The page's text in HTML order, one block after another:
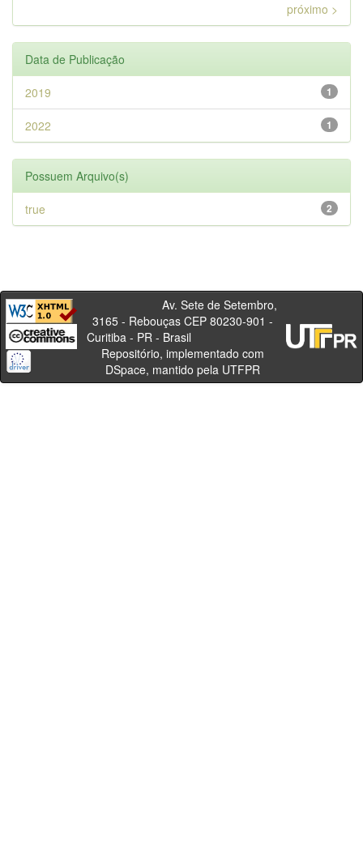
próximo >
Data de Publicação
1
2019
1
2022
Possuem Arquivo(s)
2
true
Av. Sete de Setembro,
3165 - Rebouças CEP 80230-901 -
Curitiba - PR - Brasil
Repositório, implementado com
DSpace, mantido pela UTFPR